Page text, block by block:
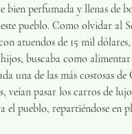
bien perfumada y llenas de
pueblo. Como olvidar al
atuendos de 15 mil
buscaba como alimentar
una de las más costosas
veían pasar los carros de
pueblo, repartiéndose en